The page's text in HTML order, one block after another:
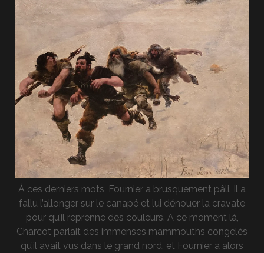
À ces derniers mots, Fournier a brusquement pâli. Il a
fallu l’allonger sur le canapé et lui dénouer la cravate
pour qu’il reprenne des couleurs. A ce moment là,
Charcot parlait des immenses mammouths congelés
qu’il avait vus dans le grand nord, et Fournier a alors